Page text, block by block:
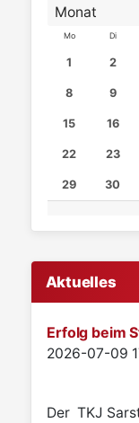
Mo Di
1 2
8 9
15 16
22 23
29 30
Aktuelles
Erfolg beim
Details
2026-07-09
Der TKJ